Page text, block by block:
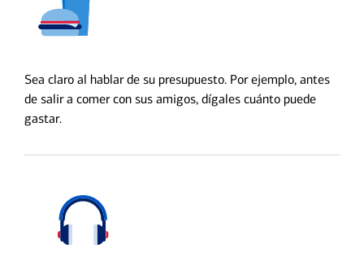
Sea claro al hablar de su presupuesto. Por ejemplo, antes
de salir a comer con sus amigos, dígales cuánto puede
gastar.